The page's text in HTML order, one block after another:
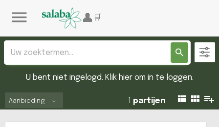
U bent niet ingelogd. Klik hier om in te loggen.
Aanbieding 1 partijen